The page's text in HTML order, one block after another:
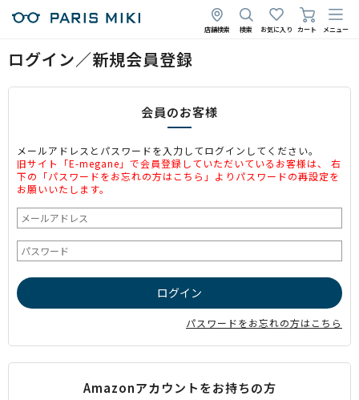
店舗検索 検索 お気に入り カート メニュー
ログイン／新規会員登録
会員のお客様
メールアドレスとパスワードを入力してログインしてください。
旧サイト「E-megane」で会員登録していただいているお客様は、 右
下の「パスワードをお忘れの方はこちら」よりパスワードの再設定を
お願いいたします。
パスワードをお忘れの方はこちら
Amazonアカウントをお持ちの方